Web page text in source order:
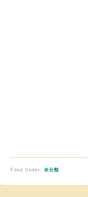
Filed Under: 未分類